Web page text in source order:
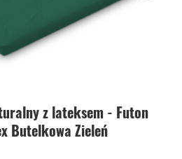
z lateksem - Futon
Butelkowa Zieleń